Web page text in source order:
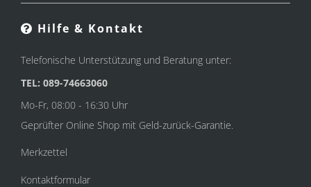
Hilfe & Kontakt
Telefonische Unterstützung und Beratung unter:
TEL: 089-74663060
Mo-Fr, 08:00 - 16:30 Uhr
Geprüfter Online Shop mit Geld-zurück-Garantie.
Merkzettel
Kontaktformular